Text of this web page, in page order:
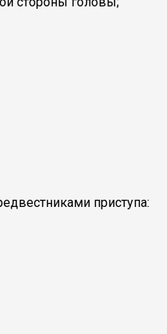
приступа: